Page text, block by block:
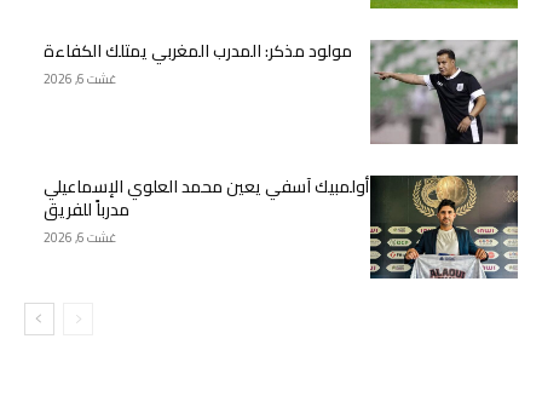
مولود مذكر: المدرب المغربي يمتلك الكفاءة
غشت 6, 2026
أولمبيك آسفي يعين محمد العلوي الإسماعيلي
مدرباً للفريق
غشت 6, 2026